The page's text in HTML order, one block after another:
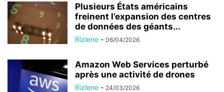
Plusieurs États américains
freinent l’expansion des centres
de données des géants...
Rizlene - 06/04/2026
Amazon Web Services perturbé
après une activité de drones
Rizlene - 24/03/2026